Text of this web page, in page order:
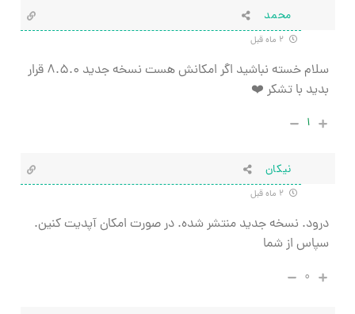
محمد
سلام خسته نباشید اگر امکانش هست نسخه جدید ٨.۵.٠ قرار
بدید با تشکر ❤️
۱
نیکان
درود. نسخه جدید منتشر شده. در صورت امکان آپدیت کنین.
سپاس از شما
۰